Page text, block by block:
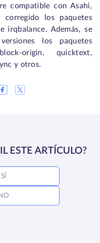
compatible con Asahi,
los paquetes
irqbalance. Además, se
los paquetes
origin, quicktext,
y otros.
ESTE ARTÍCULO?
SÍ